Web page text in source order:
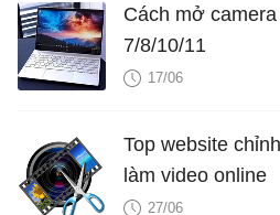
Cách mở
7/8/10/11
17/06
Top website
làm video online
27/06